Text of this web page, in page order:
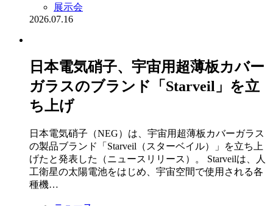
展示会
2026.07.16
日本電気硝子、宇宙用超薄板カバー
ガラスのブランド「Starveil」を立
ち上げ
日本電気硝子（NEG）は、宇宙用超薄板カバーガラス
の製品ブランド「Starveil（スターベイル）」を立ち上
げたと発表した（ニュースリリース）。 Starveilは、人
工衛星の太陽電池をはじめ、宇宙空間で使用される各
種機…